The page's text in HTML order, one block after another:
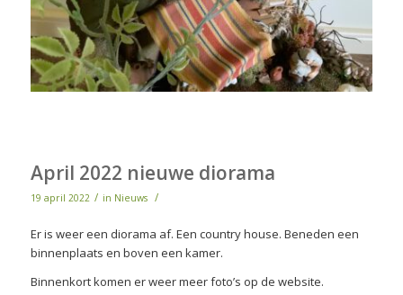
April 2022 nieuwe diorama
19 april 2022 / in Nieuws /
Er is weer een diorama af. Een country house. Beneden een
binnenplaats en boven een kamer.
Binnenkort komen er weer meer foto’s op de website.